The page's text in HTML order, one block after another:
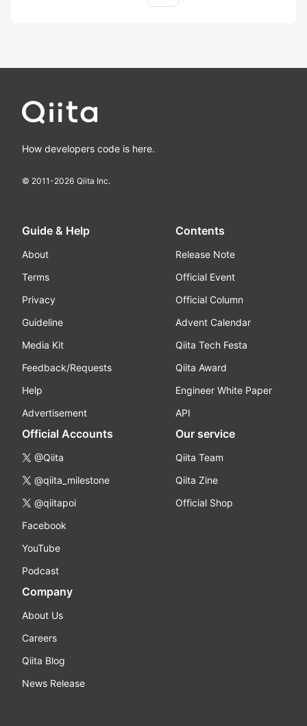
How developers code is here.
© 2011-2026 Qiita Inc.
Guide & Help
About
Terms
Privacy
Guideline
Media Kit
Feedback/Requests
Help
Advertisement
Contents
Release Note
Official Event
Official Column
Advent Calendar
Qiita Tech Festa
Qiita Award
Engineer White Paper
API
Official Accounts
@Qiita
@qiita_milestone
@qiitapoi
Facebook
YouTube
Podcast
Our service
Qiita Team
Qiita Zine
Official Shop
Company
About Us
Careers
Qiita Blog
News Release